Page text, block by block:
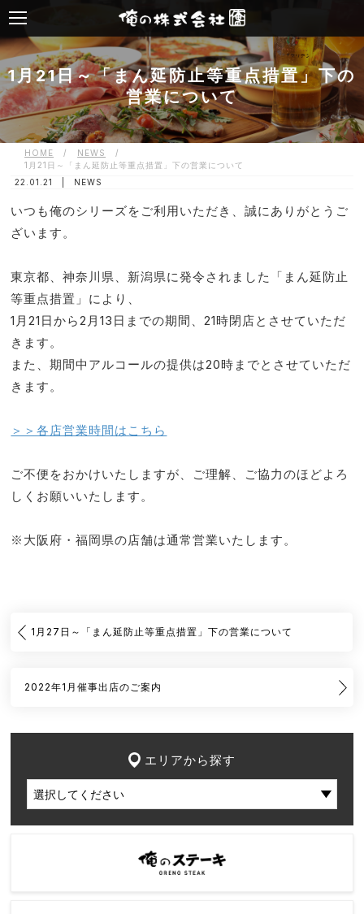
1月21日～「まん延防止等重点措置」下の
営業について
HOME / NEWS
/
1月21日～「まん延防止等重点措置」下の営業について
22.01.21 |
NEWS
いつも俺のシリーズをご利用いただき、誠にありがとうご
ざいます。
東京都、神奈川県、新潟県に発令されました「まん延防止
等重点措置」により、
1月21日から2月13日までの期間、21時閉店とさせていただ
きます。
また、期間中アルコールの提供は20時までとさせていただ
きます。
＞＞各店営業時間はこちら
ご不便をおかけいたしますが、ご理解、ご協力のほどよろ
しくお願いいたします。
※大阪府・福岡県の店舗は通常営業いたします。
1月27日～「まん延防止等重点措置」下の営業について
2022年1月催事出店のご案内
エリアから探す